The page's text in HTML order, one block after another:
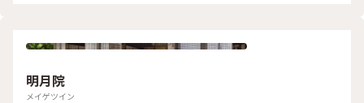
明月院
メイゲツイン